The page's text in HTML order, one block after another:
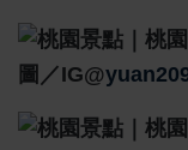
圖／IG@